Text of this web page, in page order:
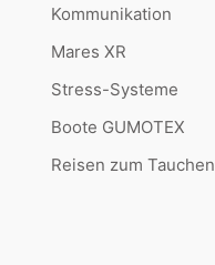
Kommunikation
Mares XR
Stress-Systeme
Boote GUMOTEX
Reisen zum Tauchen